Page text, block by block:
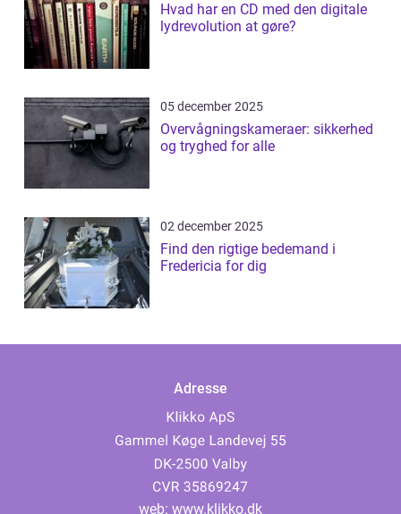
Hvad har en CD med den digitale
lydrevolution at gøre?
05 december 2025
Overvågningskameraer: sikkerhed
og tryghed for alle
02 december 2025
Find den rigtige bedemand i
Fredericia for dig
Adresse
web: www.klikko.dk